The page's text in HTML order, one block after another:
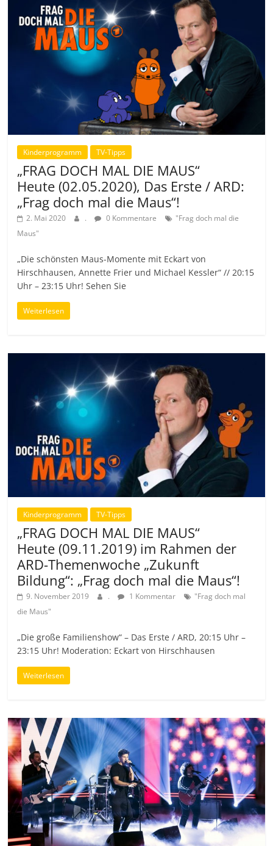
Kinderprogramm TV-Tipps
„FRAG DOCH MAL DIE MAUS“
Heute (02.05.2020), Das Erste / ARD:
„Frag doch mal die Maus“!
2. Mai 2020 . 0 Kommentare
"Frag doch mal die
Maus"
„Die schönsten Maus-Momente mit Eckart von
Hirschhausen, Annette Frier und Michael Kessler“ // 20:15
Uhr – 23:15 Uhr! Sehen Sie
Weiterlesen
Kinderprogramm TV-Tipps
„FRAG DOCH MAL DIE MAUS“
Heute (09.11.2019) im Rahmen der
ARD-Themenwoche „Zukunft
Bildung“: „Frag doch mal die Maus“!
9. November 2019 . 1 Kommentar
"Frag doch mal
die Maus"
„Die große Familienshow“ – Das Erste / ARD, 20:15 Uhr –
23:15 Uhr! Moderation: Eckart von Hirschhausen
Weiterlesen